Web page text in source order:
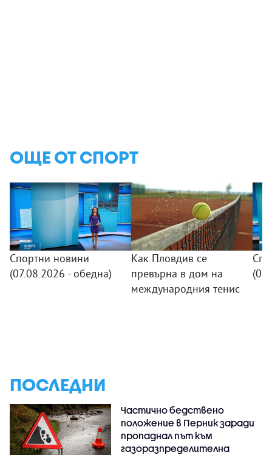
ОЩЕ ОТ СПОРТ
Спортни новини
(07.08.2026 - обедна)
Как Пловдив се
превърна в дом на
международния тенис
ПОСЛЕДНИ
Частично бедствено
положение в Перник заради
пропаднал път към
газоразпределителна